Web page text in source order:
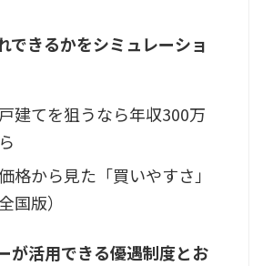
できるかをシミュレーショ
建てを狙うなら年収300万
格から見た「買いやすさ」
国版）
が活用できる優遇制度とお